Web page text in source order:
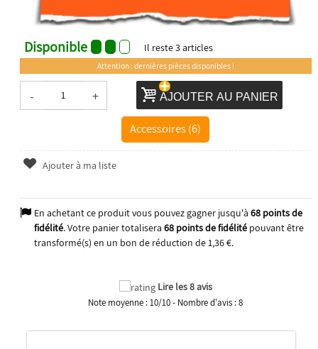
Disponible Il reste3articles
Attention : dernières pièces disponibles !
- + AJOUTER AU PANIER
Accessoires (6)
Ajouter à ma liste
En achetant ce produit vous pouvez gagner jusqu'à 68points de
fidélité. Votre panier totalisera 68points de fidélitépouvant être
transformé(s) en un bon de réduction de1,36 €.
Lire les 8 avis
Note moyenne :10/10- Nombre d'avis :8